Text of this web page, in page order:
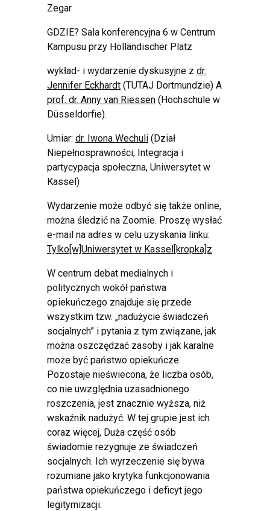
Zegar
GDZIE? Sala konferencyjna 6 w Centrum
Kampusu przy Holländischer Platz
wykład- i wydarzenie dyskusyjne z dr.
Jennifer Eckhardt (TUTAJ Dortmundzie) A
prof. dr. Anny van Riessen (Hochschule w
Düsseldorfie).
Umiar: dr. Iwona Wechuli (Dział
Niepełnosprawności, Integracja i
partycypacja społeczna, Uniwersytet w
Kassel)
Wydarzenie może odbyć się także online,
można śledzić na Zoomie. Proszę wysłać
e-mail na adres w celu uzyskania linku:
Tylko[w]Uniwersytet w Kassel[kropka]z
W centrum debat medialnych i
politycznych wokół państwa
opiekuńczego znajduje się przede
wszystkim tzw. „nadużycie świadczeń
socjalnych” i pytania z tym związane, jak
można oszczędzać zasoby i jak karalne
może być państwo opiekuńcze.
Pozostaje nieświecona, że liczba osób,
co nie uwzględnia uzasadnionego
roszczenia, jest znacznie wyższa, niż
wskaźnik nadużyć. W tej grupie jest ich
coraz więcej, Duża część osób
świadomie rezygnuje ze świadczeń
socjalnych. Ich wyrzeczenie się bywa
rozumiane jako krytyka funkcjonowania
państwa opiekuńczego i deficyt jego
legitymizacji.